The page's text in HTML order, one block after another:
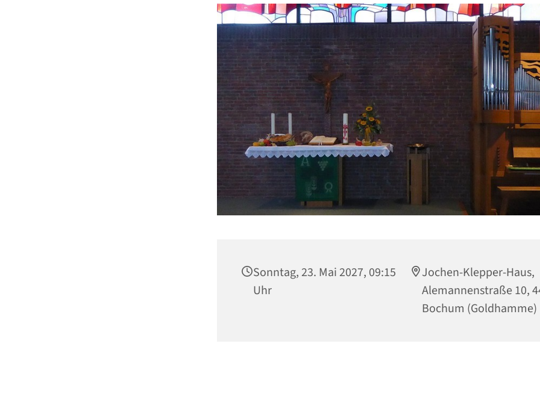
Sonntag, 23. Mai 2027, 09:15
Uhr
Jochen-Klepper-Haus,
Alemannenstraße 10,
Bochum (Goldhamme)